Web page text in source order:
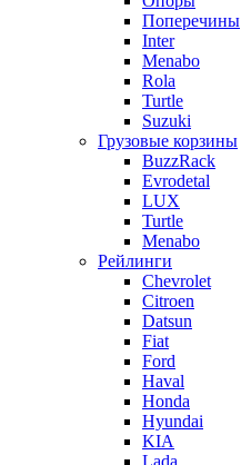
Поперечины
Inter
Menabo
Rola
Turtle
Suzuki
Грузовые корзины
BuzzRack
Evrodetal
LUX
Turtle
Menabo
Рейлинги
Chevrolet
Citroen
Datsun
Fiat
Ford
Haval
Honda
Hyundai
KIA
Lada